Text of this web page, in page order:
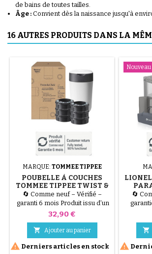
de bains de toutes tailles.
Âge : Convient dès la naissance jusqu'à
16 AUTRES PRODUITS DANS LA
MARQUE: TOMMEE TIPPEE
POUBELLE À COUCHES
TOMMEE TIPPEE TWIST &
CLICK STARTER-SET + 6
RECHARGES, BLANC
🔄 Comme neuf – Vérifié –
garanti 6 mois Produit issu d’un
retour client ou d’un emballage
techniciens et 100 %
fonctionnel. Le Starter-Set
Twist &amp; Click de Tommee
Prix
32,90 €
 Ajouter au panier
 Derniers articles en stock
Nouveau
AVEC
🔄
d’un
idéal

